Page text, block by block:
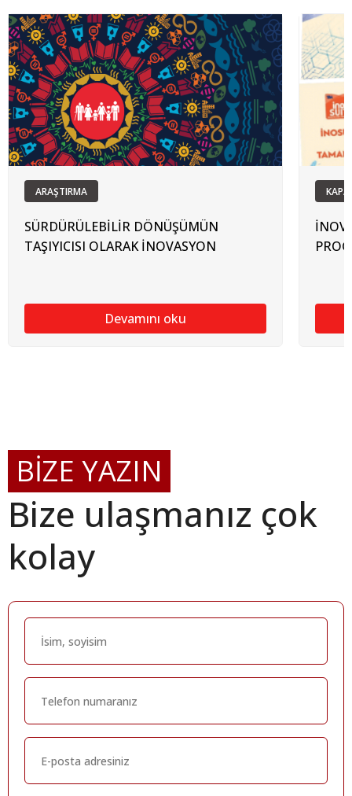
ARAŞTIRMA
SÜRDÜRÜLEBİLİR DÖNÜŞÜMÜN
TAŞIYICISI OLARAK İNOVASYON
Devamını oku
BİZE YAZIN
Bize ulaşmanız çok
kolay